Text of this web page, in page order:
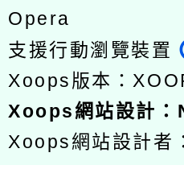
Opera
支援行動瀏覽裝置
Xoops版本：
Xoops網站設計 ：
Xoops網站設計者